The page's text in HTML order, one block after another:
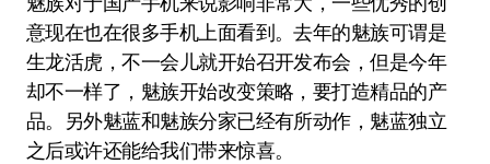
意现在也在很多手机上面看到。去年的魅族可谓是
生龙活虎，不一会儿就开始召开发布会，但是今年
却不一样了，魅族开始改变策略，要打造精品的产
品。另外魅蓝和魅族分家已经有所动作，魅蓝独立
之后或许还能给我们带来惊喜。